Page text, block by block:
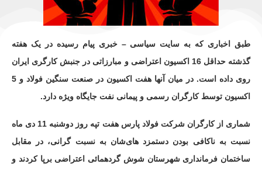
طبق اخباری که به سایت سیاسی – خبری پیام رسیده در یک هفته
گذشته حداقل 16 اکسیون اعتراضی و مبارزاتی در جنبش کارگری ایران
روی داده است. در میان آنها هفت اکسیون در صنعت سنگین فولاد و 5
اکسیون توسط کارگران رسمی و پیمانی نفت جایگاه ویژه دارد.
شماری از کارگران شرکت فولاد پارس هفت تپه روز دوشنبه 11 دی ماه
نسبت به ناکافی بودن دستمزد های‌شان به نسبت گرانی، در مقابل
ساختمان فرمانداری شهرستان شوش گردهمائی اعتراضی برپا کردند و